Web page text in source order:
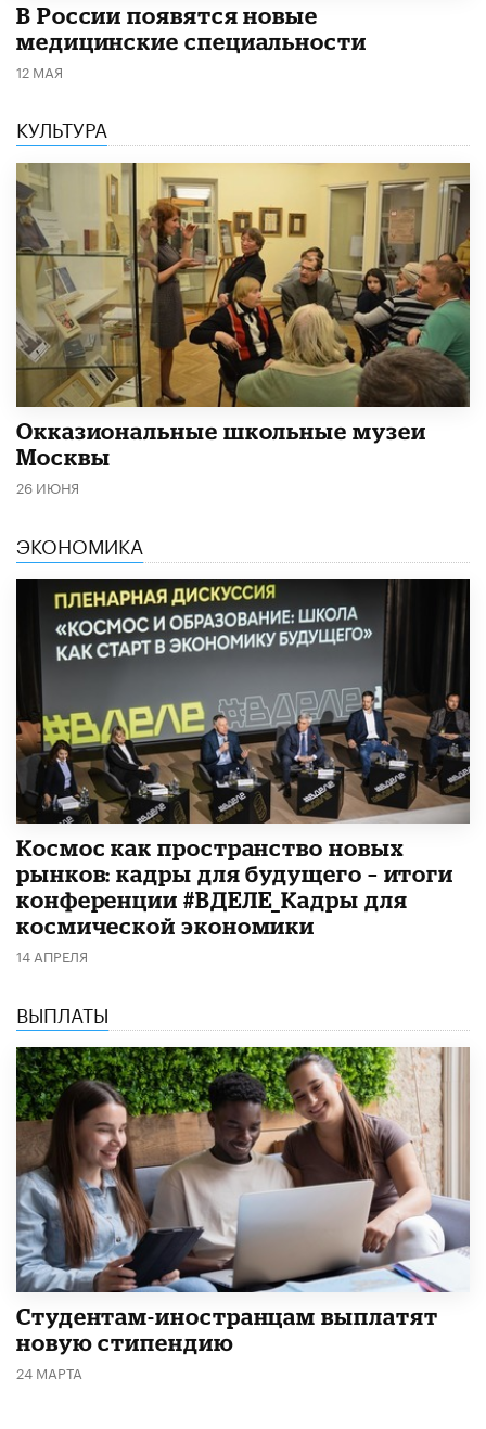
В России появятся новые
медицинские специальности
12 МАЯ
КУЛЬТУРА
​Окказиональные школьные музеи
Москвы
26 ИЮНЯ
ЭКОНОМИКА
Космос как пространство новых
рынков: кадры для будущего – итоги
конференции #ВДЕЛЕ_Кадры для
космической экономики
14 АПРЕЛЯ
ВЫПЛАТЫ
Студентам-иностранцам выплатят
новую стипендию
24 МАРТА